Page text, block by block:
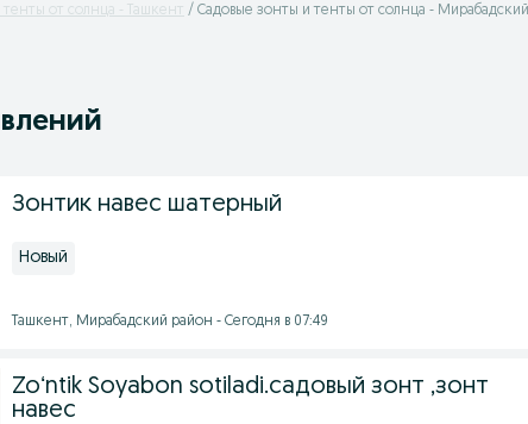
от солнца - Ташкент
Садовые зонты и тенты от солнца - Мирабадский
Зонтик навес шатерный
Новый
Ташкент, Мирабадский район - Сегодня в 07:49
Zoʻntik Soyabon sotiladi.садовый зонт ,зонт
навес